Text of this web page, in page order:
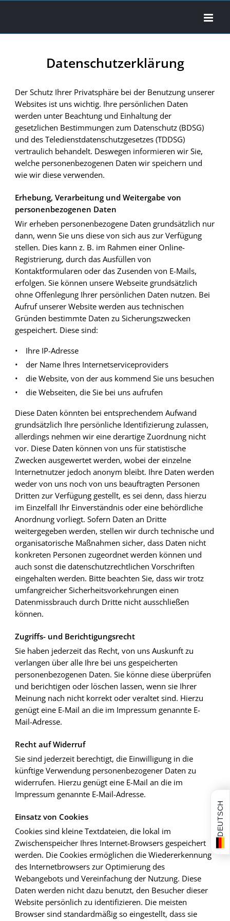
Datenschutzerklärung
Der Schutz Ihrer Privatsphäre bei der Benutzung unserer
Websites ist uns wichtig. Ihre persönlichen Daten
werden unter Beachtung und Einhaltung der
gesetzlichen Bestimmungen zum Datenschutz (BDSG)
und des Teledienstdatenschutzgesetzes (TDDSG)
vertraulich behandelt. Deswegen informieren wir Sie,
welche personenbezogenen Daten wir speichern und
wie wir diese verwenden.
Erhebung, Verarbeitung und Weitergabe von
personenbezogenen Daten
Wir erheben personenbezogene Daten grundsätzlich nur
dann, wenn Sie uns diese von sich aus zur Verfügung
stellen. Dies kann z. B. im Rahmen einer Online-
Registrierung, durch das Ausfüllen von
Kontaktformularen oder das Zusenden von E-Mails,
erfolgen. Sie können unsere Webseite grundsätzlich
ohne Offenlegung Ihrer persönlichen Daten nutzen. Bei
Aufruf unserer Website werden aus technischen
Gründen bestimmte Daten zu Sicherungszwecken
gespeichert. Diese sind:
•
Ihre IP-Adresse
•
der Name Ihres Internetserviceproviders
•
die Website, von der aus kommend Sie uns besuchen
•
die Webseiten, die Sie bei uns aufrufen
Diese Daten könnten bei entsprechendem Aufwand
grundsätzlich Ihre persönliche Identifizierung zulassen,
allerdings nehmen wir eine derartige Zuordnung nicht
vor. Diese Daten können von uns für statistische
Zwecken ausgewertet werden, wobei der einzelne
Internetnutzer jedoch anonym bleibt. Ihre Daten werden
weder von uns noch von uns beauftragten Personen
Dritten zur Verfügung gestellt, es sei denn, dass hierzu
im Einzelfall Ihr Einverständnis oder eine behördliche
Anordnung vorliegt. Sofern Daten an Dritte
weitergegeben werden, stellen wir durch technische und
organisatorische Maßnahmen sicher, dass Daten nicht
konkreten Personen zugeordnet werden können und
auch sonst die datenschutzrechtlichen Vorschriften
eingehalten werden. Bitte beachten Sie, dass wir trotz
umfangreicher Sicherheitsvorkehrungen einen
Datenmissbrauch durch Dritte nicht ausschließen
können.
Zugriffs- und Berichtigungsrecht
Sie haben jederzeit das Recht, von uns Auskunft zu
verlangen über alle Ihre bei uns gespeicherten
personenbezogenen Daten. Sie könne diese überprüfen
und berichtigen oder löschen lassen, wenn sie Ihrer
Meinung nach nicht korrekt oder veraltet sind. Hierzu
genügt eine E-Mail an die im Impressum genannte E-
Mail-Adresse.
Recht auf Widerruf
Sie sind jederzeit berechtigt, die Einwilligung in die
künftige Verwendung personenbezogener Daten zu
widerrufen. Hierzu genügt eine E-Mail an die im
Impressum genannte E-Mail-Adresse.
Einsatz von Cookies
Cookies sind kleine Textdateien, die lokal im
Zwischenspeicher Ihres Internet-Browsers gespeichert
werden. Die Cookies ermöglichen die Wiedererkennung
des Internetbrowsers zur Optimierung des
Webangebots und Vereinfachung der Nutzung. Diese
Daten werden nicht dazu benutzt, den Besucher dieser
Website persönlich zu identifizieren. Die meisten
Browser sind standardmäßig so eingestellt, dass sie
DEUTSCH